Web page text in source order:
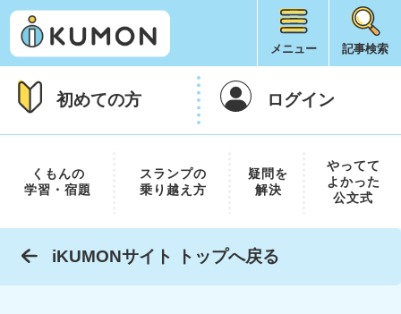
メニュー 記事検索
初めての方 ログイン
くもんの
学習・宿題
スランプの
乗り越え方
疑問を
解決
やってて
よかった
公文式
iKUMONサイト トップへ戻る